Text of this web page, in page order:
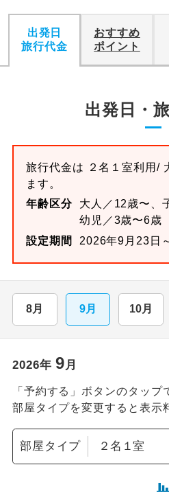
出発日
旅行代金
おすすめ
ポイント
出発日・
旅行代金は ２名１室利用/
ます。
年齢区分
大人／12歳〜、
幼児／3歳〜6歳
設定期間
2026年9月23日
8月 9月 10月
2026年 9月
「予約する」ボタンのタップ
部屋タイプを変更すると表示
部屋タイプ